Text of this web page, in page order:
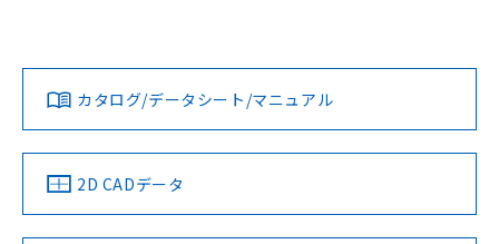
ダウンロードデータをご利用いただく前に、以下を必ずお読
みください。
ソフトウェアの使用条件
対応済み
中国 RoHS 注意事項・凡例
LR型式承認
（イギリス
船舶規格）
DNV型式承認
（ノルウェー
BV型式承認
（フランス
KR型式
（韓国
No No No No
カタログ/データシート/マニュアル
2D CADデータ